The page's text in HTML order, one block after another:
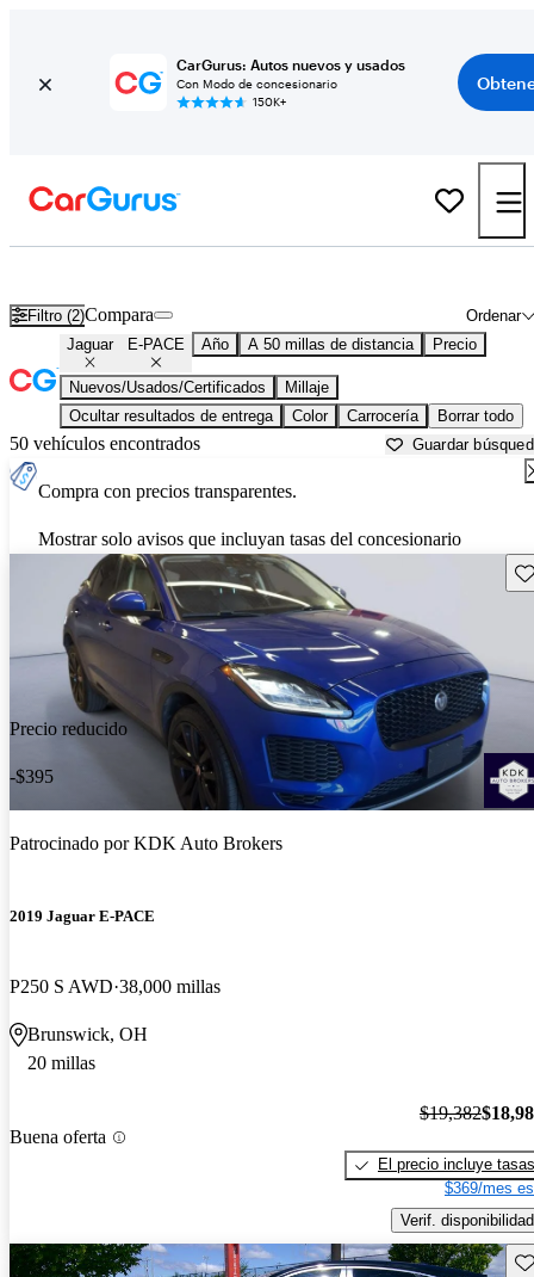
CarGurus: Autos nuevos y usados
Con Modo de concesionario
150K+
Filtro (2) Ordenar
Compara
Jaguar E-PACE Año A 50 millas de distancia Precio
Nuevos/Usados/Certificados
Millaje
Ocultar resultados de entrega
Color Carrocería Borrar todo
50 vehículos encontrados Guardar
Compra con precios transparentes.
Mostrar solo avisos que incluyan tasas del concesionario
Precio reducido
-$395
Patrocinado porKDK Auto Brokers
2019 Jaguar E-PACE
P250 S AWD 38,000 millas
Brunswick, OH
20 millas
Buena oferta
$19,382
El precio incluye tasas
$369/mes
Verif. disponibilidad